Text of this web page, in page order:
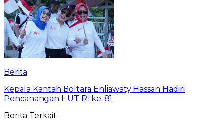
Berita
‎Kepala Kantah Boltara Enliawaty Hassan Hadiri
Pencanangan HUT RI ke-81
Berita Terkait